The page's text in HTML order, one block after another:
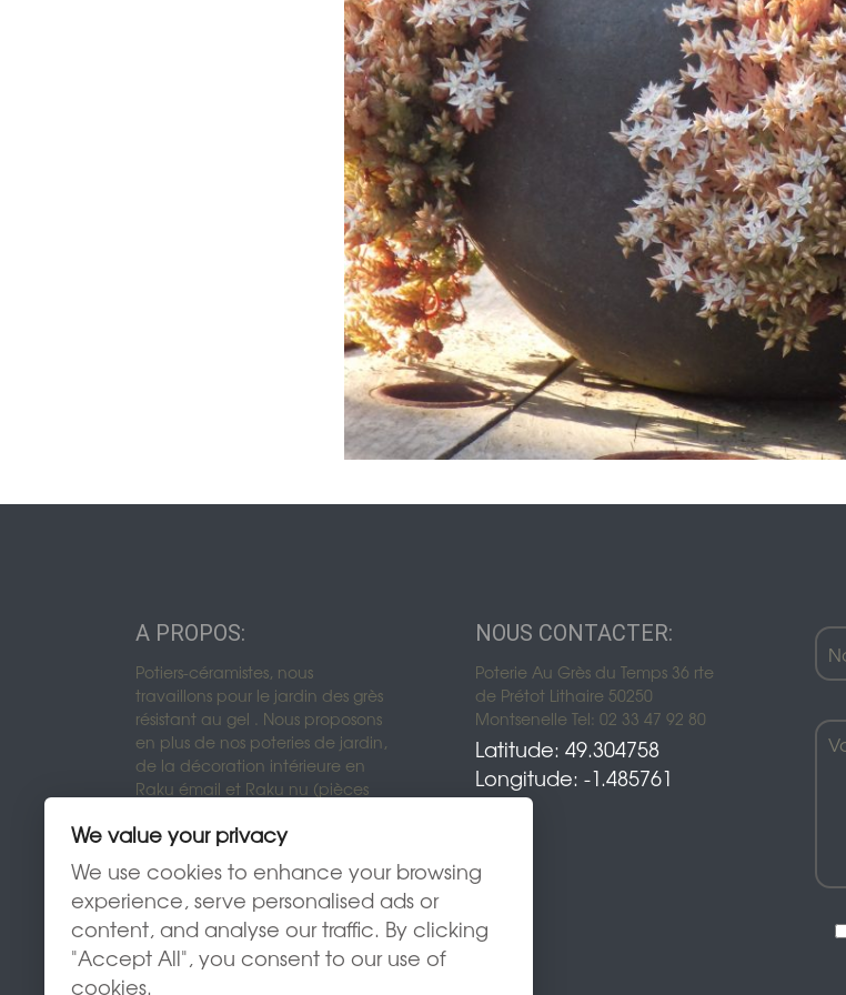
Décoration de jardin
Bordures de jardin
Créez votre mobile
Urnes funéraires
Urnes funéraires
Urnes funéraires pour animaux
A PROPOS:
Potiers-céramistes, nous
travaillons pour le jardin des grès
résistant au gel . Nous proposons
en plus de nos poteries de jardin,
de la décoration intérieure en
Raku émail et Raku nu (pièces
NOUS CONTACTER:
Poterie Au Grès du Temps 36 rte
de Prétot Lithaire 50250
Montsenelle Tel: 02 33 47 92 80
Latitude: 49.304758
Longitude: -1.485761
We value your privacy
We use cookies to enhance your browsing
experience, serve personalised ads or
content, and analyse our traffic. By clicking
"Accept All", you consent to our use of
cookies.